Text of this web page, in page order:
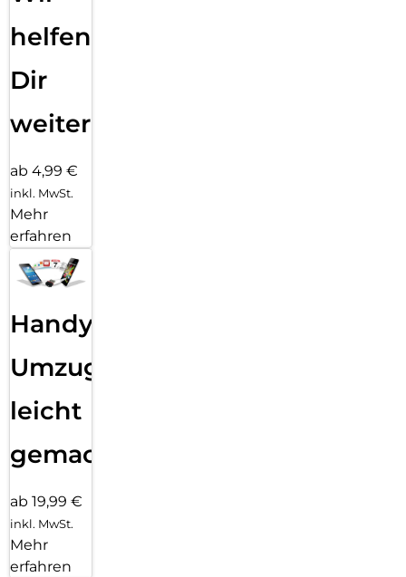
helfen
Dir
weiter
ab 4,99 €
inkl. MwSt.
Mehr
erfahren
Handy
Umzug
leicht
gemacht!
ab 19,99 €
inkl. MwSt.
Mehr
erfahren